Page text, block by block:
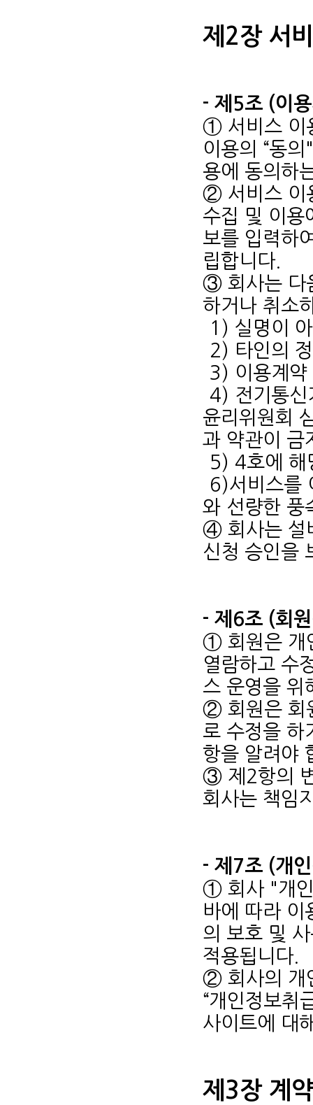
제2장 서
- 제5조 (이
① 서비스 이
이용의 “동
용에 동의하
② 서비스 이
수집 및 이용
보를 입력하
립합니다.
③ 회사는 다
하거나 취소
1) 실명이
2) 타인의
3) 이용계약
4) 전기통신
윤리위원회
과 약관이 금
5) 4호에 해
6)서비스를
와 선량한 풍
④ 회사는 설
신청 승인을
- 제6조 (회
① 회원은 개
열람하고 수
스 운영을 위
② 회원은 회
로 수정을 하
항을 알려야
③ 제2항의
회사는 책임
- 제7조 (개
① 회사 "개인
바에 따라 이
의 보호 및
적용됩니다.
② 회사의 개
“개인정보취
사이트에 대
제3장 계